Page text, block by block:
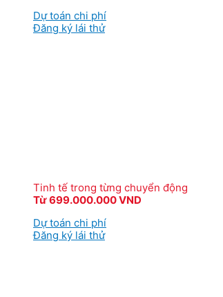
Dự toán chi phí
Đăng ký lái thử
Tinh tế trong từng chuyển động
Từ 699.000.000 VND
Dự toán chi phí
Đăng ký lái thử